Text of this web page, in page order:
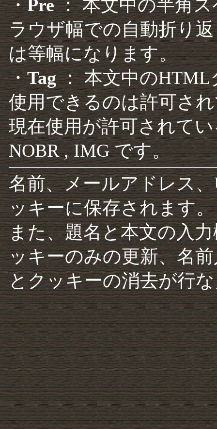
・Pre： 本文中の半角
ラウザ幅での自動折り
は等幅になります。
・Tag： 本文中のHTML
使用できるのは許可さ
現在使用が許可されて
NOBR , IMG です。
名前、メールアドレス
ッキーに保存されます。
また、題名と本文の入
ッキーのみの更新、名
とクッキーの消去が行